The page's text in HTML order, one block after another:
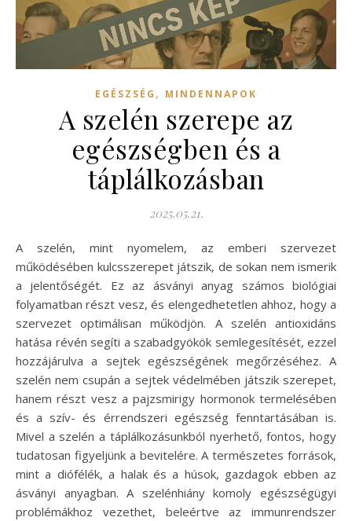
EGÉSZSÉG , MINDENNAPOK
A szelén szerepe az
egészségben és a
táplálkozásban
2025.05.21.
A szelén, mint nyomelem, az emberi szervezet
működésében kulcsszerepet játszik, de sokan nem ismerik
a jelentőségét. Ez az ásványi anyag számos biológiai
folyamatban részt vesz, és elengedhetetlen ahhoz, hogy a
szervezet optimálisan működjön. A szelén antioxidáns
hatása révén segíti a szabadgyökök semlegesítését, ezzel
hozzájárulva a sejtek egészségének megőrzéséhez. A
szelén nem csupán a sejtek védelmében játszik szerepet,
hanem részt vesz a pajzsmirigy hormonok termelésében
és a szív- és érrendszeri egészség fenntartásában is.
Mivel a szelén a táplálkozásunkból nyerhető, fontos, hogy
tudatosan figyeljünk a bevitelére. A természetes források,
mint a diófélék, a halak és a húsok, gazdagok ebben az
ásványi anyagban. A szelénhiány komoly egészségügyi
problémákhoz vezethet, beleértve az immunrendszer